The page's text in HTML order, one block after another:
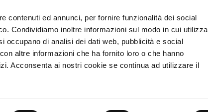
contenuti ed annunci, per fornire funzionalità dei social
Condividiamo inoltre informazioni sul modo in cui utilizza
occupano di analisi dei dati web, pubblicità e social
altre informazioni che ha fornito loro o che hanno
Acconsenta ai nostri cookie se continua ad utilizzare il